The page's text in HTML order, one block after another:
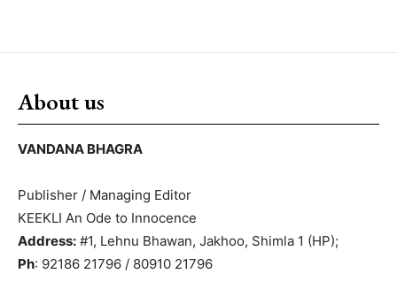
About us
VANDANA BHAGRA
Publisher / Managing Editor
KEEKLI An Ode to Innocence
Address: #1, Lehnu Bhawan, Jakhoo, Shimla 1 (HP);
Ph: 92186 21796 / 80910 21796